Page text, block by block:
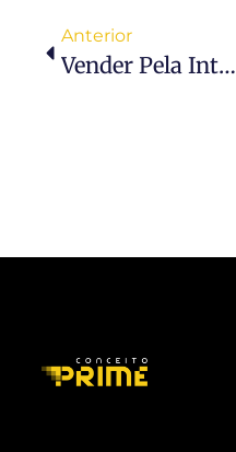
Anterior
Vender Pela Internet: E-Commerce Na Prática